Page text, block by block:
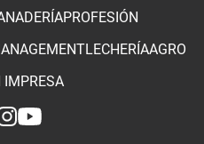
PROFESIÓN
LECHERÍAAGRO
IMPRESA